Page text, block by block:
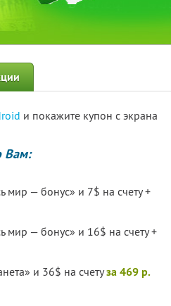
и покажите купон с экрана
Вам:
мир — бонус» и 7$ на счету +
мир — бонус» и 16$ на счету +
и 36$ на счетуза 469 р.